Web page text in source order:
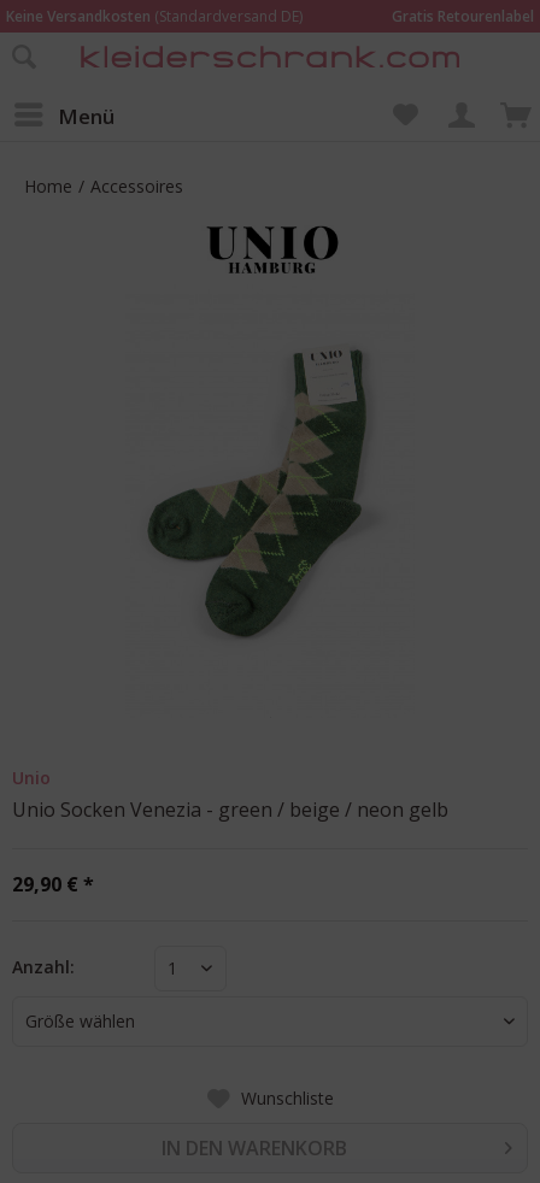
Keine Versandkosten (Standardversand DE)
Gratis Retourenlabel
Online bestellen – im Geschäft in Kempen anprobieren und beraten lassen
Menü
Home / Accessoires
Unio
Unio Socken Venezia - green / beige / neon gelb
29,90 € *
Anzahl: 1
Größe wählen
Wunschliste
IN DEN WARENKORB